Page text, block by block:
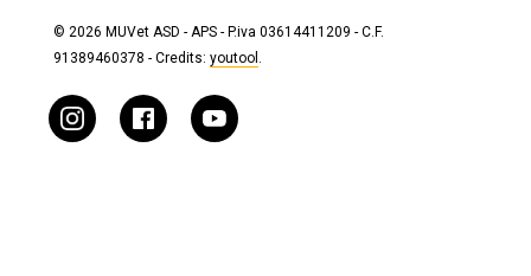
© 2026 MUVet ASD - APS - P.iva 03614411209 - C.F.
91389460378 - Credits: youtool .